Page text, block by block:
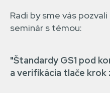
Radi by sme vás
seminár s témou:
"Štandardy GS1 pod
a verifikácia tlače krok